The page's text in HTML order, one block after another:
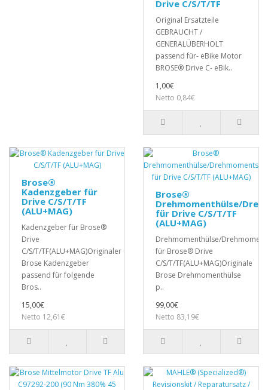
Drive C/S/T/TF
Original Ersatzteile
GEBRAUCHT /
GENERALÜBERHOLT
passend für- eBike Motor
BROSE® Drive C- eBik..
1,00€
Netto 0,84€
Brose®
Kadenzgeber für
Drive C/S/T/TF
(ALU+MAG)
Kadenzgeber für Brose®
Drive
C/S/T/TF(ALU+MAG)Originaler
Brose Kadenzgeber
passend für folgende
Bros..
15,00€
Netto 12,61€
Brose®
Drehmomenthülse/
für Drive C/S/T/TF
(ALU+MAG)
Drehmomenthülse/
für Brose® Drive
C/S/T/TF(ALU+MAG)Originale
Brose Drehmomenthülse
p..
99,00€
Netto 83,19€